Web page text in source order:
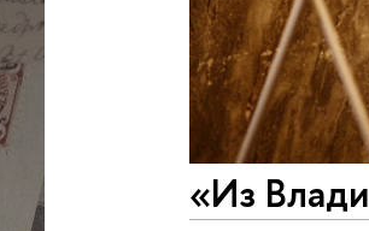
«Из